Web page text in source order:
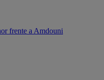
frente a Amdouni